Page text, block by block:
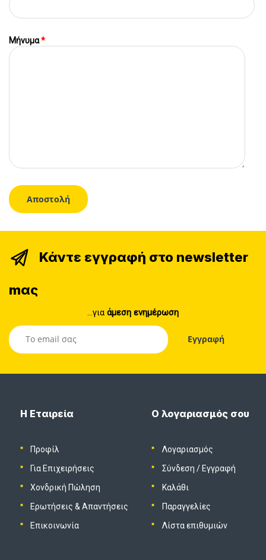
Μήνυμα*
Κάντε εγγραφή στο newsletter
mας
...για άμεση ενημέρωση
Η Εταιρεία
Προφίλ
Για Επιχειρήσεις
Χονδρική Πώληση
Ερωτήσεις & Απαντήσεις
Επικοινωνία
Ο λογαριασμός σου
Λογαριασμός
Σύνδεση / Εγγραφή
Καλάθι
Παραγγελίες
Λίστα επιθυμιών